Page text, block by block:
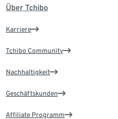
Über Tchibo
Karriere
Tchibo Community
Nachhaltigkeit
Geschäftskunden
Affiliate Programm